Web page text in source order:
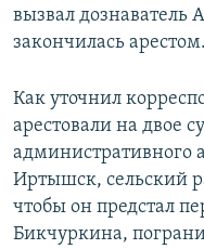
вызвал дознаватель
закончилась арестом.
Как уточнил
арестовали на двое
административного
Иртышск, сельский
чтобы он предстал
Бикчуркина,